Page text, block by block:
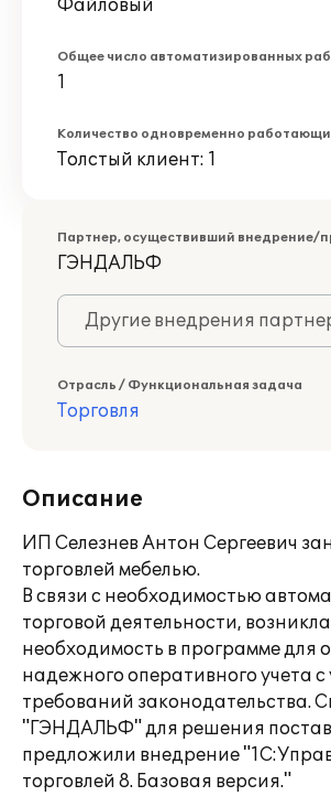
Файловый
Общее число автоматизированных
1
Количество одновременно
Толстый клиент: 1
Партнер, осуществивший внедрение/
ГЭНДАЛЬФ
Другие внедрения
Отрасль / Функциональная задача
Торговля
Описание
ИП Селезнев Антон Сергеевич
торговлей мебелью.
В связи с необходимостью
торговой деятельности, возникла
необходимость в программе для
надежного оперативного учета с
требований законодательства.
"ГЭНДАЛЬФ" для решения
предложили внедрение
торговлей 8. Базовая версия."